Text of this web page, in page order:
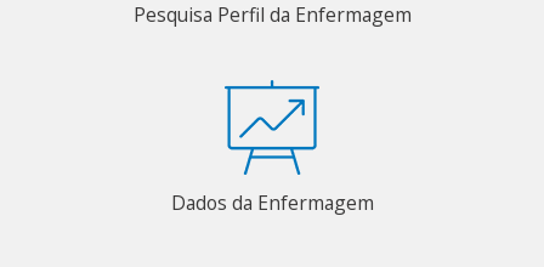
Pesquisa Perfil da Enfermagem
Dados da Enfermagem